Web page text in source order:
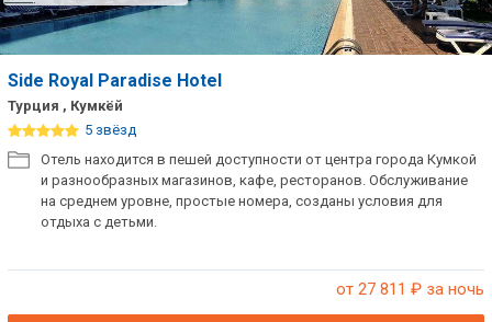
Side Royal Paradise Hotel
Турция , Кумкёй
5 звёзд
Отель находится в пешей доступности от центра города Кумкой
и разнообразных магазинов, кафе, ресторанов. Обслуживание
на среднем уровне, простые номера, созданы условия для
отдыха с детьми.
от 27 811 ₽ за ночь